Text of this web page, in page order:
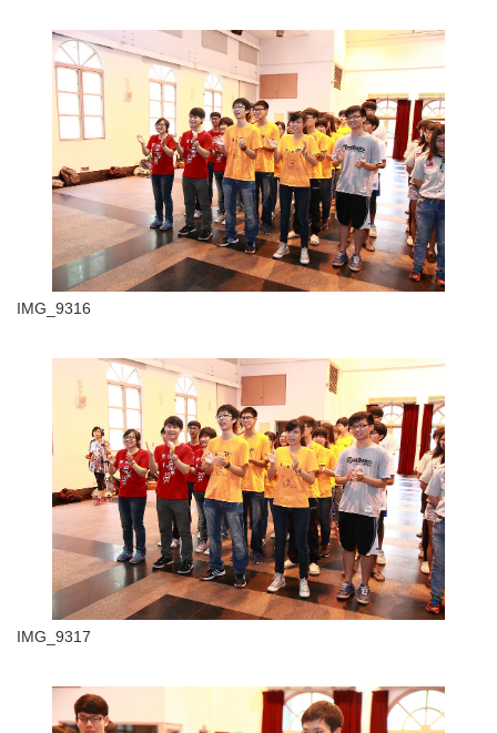
IMG_9316
IMG_9317